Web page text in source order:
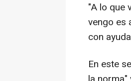
"A lo que
vengo es
con
En este